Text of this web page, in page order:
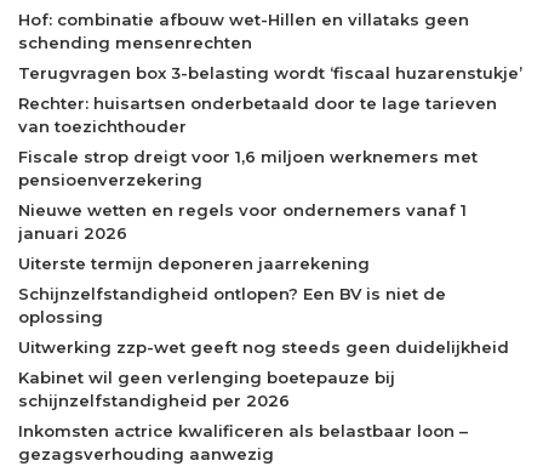
Hof: combinatie afbouw wet-Hillen en villataks geen
schending mensenrechten
Terugvragen box 3-belasting wordt ‘fiscaal huzarenstukje’
Rechter: huisartsen onderbetaald door te lage tarieven
van toezichthouder
Fiscale strop dreigt voor 1,6 miljoen werknemers met
pensioenverzekering
Nieuwe wetten en regels voor ondernemers vanaf 1
januari 2026
Uiterste termijn deponeren jaarrekening
Schijnzelfstandigheid ontlopen? Een BV is niet de
oplossing
Uitwerking zzp-wet geeft nog steeds geen duidelijkheid
Kabinet wil geen verlenging boetepauze bij
schijnzelfstandigheid per 2026
Inkomsten actrice kwalificeren als belastbaar loon –
gezagsverhouding aanwezig